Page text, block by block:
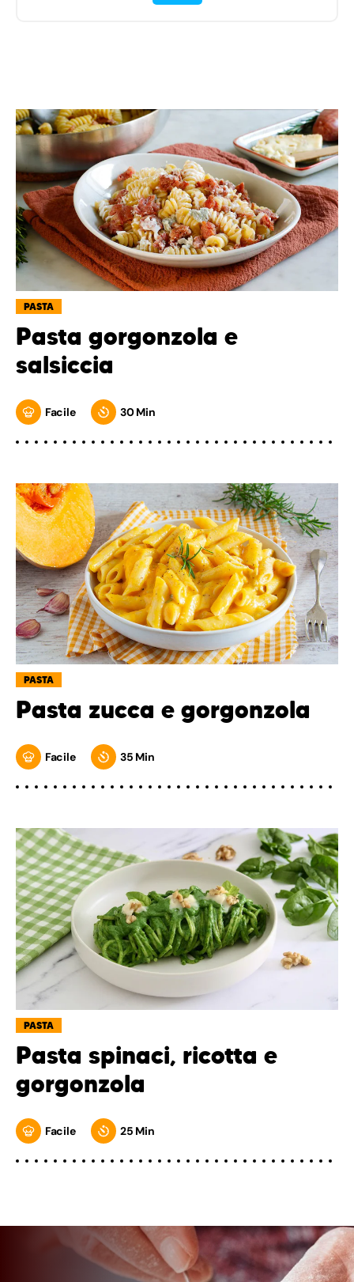
PASTA
Pasta gorgonzola e
salsiccia
Facile 30 Min
PASTA
Pasta zucca e gorgonzola
Facile 35 Min
PASTA
Pasta spinaci, ricotta e
gorgonzola
Facile 25 Min